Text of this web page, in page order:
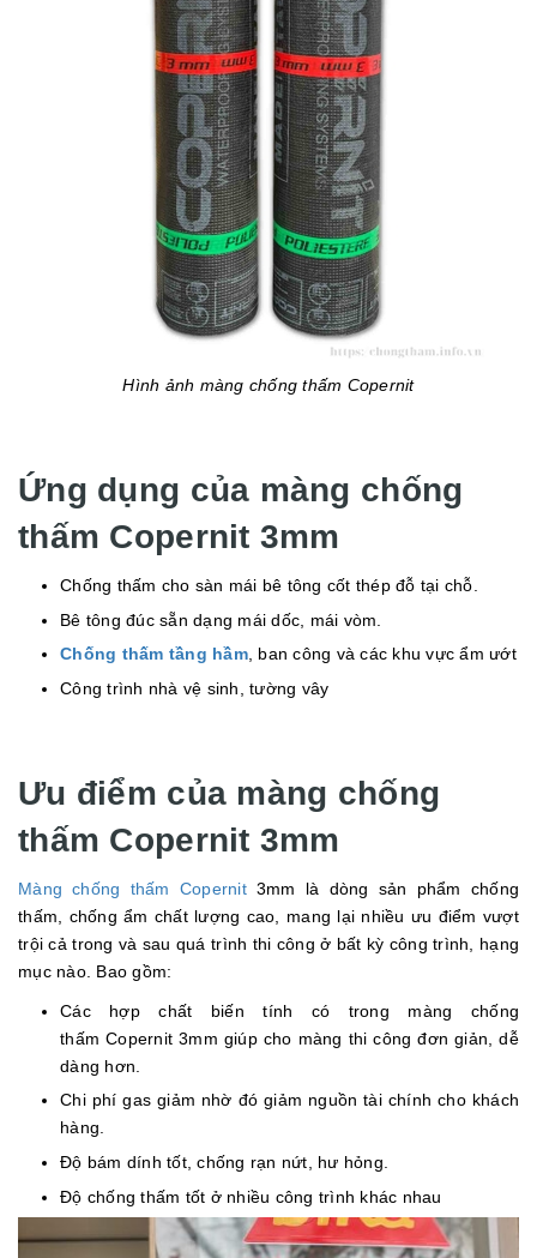
Hình ảnh màng chống thấm Copernit
Ứng dụng của màng chống
thấm Copernit 3mm
Chống thấm cho sàn mái bê tông cốt thép đỗ tại chỗ.
Bê tông đúc sẵn dạng mái dốc, mái vòm.
Chống thấm tầng hầm, ban công và các khu vực ẩm ướt
Công trình nhà vệ sinh, tường vây
Ưu điểm của màng chống
thấm Copernit 3mm
Màng chống thấm Copernit3mm là dòng sản phẩm chống
thấm, chống ẩm chất lượng cao, mang lại nhiều ưu điểm vượt
trội cả trong và sau quá trình thi công ở bất kỳ công trình, hạng
mục nào. Bao gồm:
Các hợp chất biến tính có trong màng chống
thấm Copernit 3mm giúp cho màng thi công đơn giản, dễ
dàng hơn.
Chi phí gas giảm nhờ đó giảm nguồn tài chính cho khách
hàng.
Độ bám dính tốt, chống rạn nứt, hư hỏng.
Độ chống thấm tốt ở nhiều công trình khác nhau